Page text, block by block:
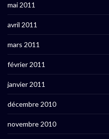
mai 2011
avril 2011
mars 2011
février 2011
janvier 2011
décembre 2010
novembre 2010